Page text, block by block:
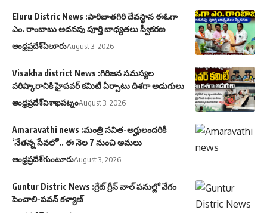
Eluru Distric News :పారిజాతగిరి దేవస్థాన ఈఓగా
ఎం. రాంబాబు అదనపు పూర్తి బాధ్యతలు స్వీకరణ
ఆంధ్రప్రదేశ్ఏలూరుAugust 3, 2026
Visakha district News :గిరిజన సమస్యల
పరిష్కారానికి హైపవర్ కమిటీ ఏర్పాటు దిశగా అడుగులు
ఆంధ్రప్రదేశ్విశాఖపట్నంAugust 3, 2026
Amaravathi news :మంత్రి సవిత-అర్హులందరికీ
‘నేతన్న సేవలో’.. ఈ నెల 7 నుంచి అమలు
ఆంధ్రప్రదేశ్గుంటూరుAugust 3, 2026
Guntur Distric News :గ్రేట్ గ్రీన్ వాల్ పనుల్లో వేగం
పెంచాలి-పవన్ కళ్యాణ్